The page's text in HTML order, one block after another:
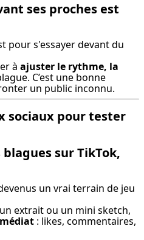
ses proches est
pour s'essayer devant du
à ajuster le rythme, la
C’est une bonne
un public inconnu.
sociaux pour tester
sur TikTok,
un vrai terrain de jeu
extrait ou un mini sketch,
: likes, commentaires,